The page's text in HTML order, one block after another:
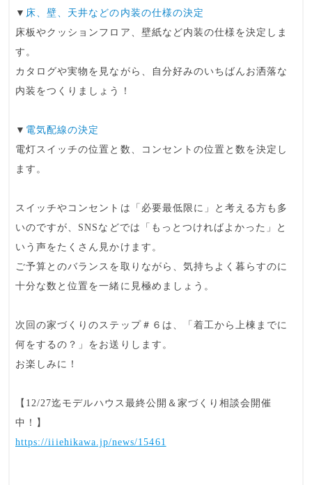
▼ 床、壁、天井などの内装の仕様の決定
床板やクッションフロア、壁紙など内装の仕様を決定しま
す。
カタログや実物を見ながら、自分好みのいちばんお洒落な
内装をつくりましょう！
▼ 電気配線の決定
電灯スイッチの位置と数、コンセントの位置と数を決定し
ます。
スイッチやコンセント は「必要最低限に」と考える方も多
いのですが、SNSなどでは「 もっとつければよかった 」と
いう声をたくさん見かけます。
ご予算とのバランスを取りながら、気持ちよく暮らすのに
十分な数と位置を一緒に見極めましょう。
次回の家づくりのステップ＃６は、「着工から上棟までに
何をするの？」をお送りします。
お楽しみに！
【12/27迄モデルハウス最終公開＆家づくり相談会開催
中！】
https://iiiehikawa.jp/news/15461